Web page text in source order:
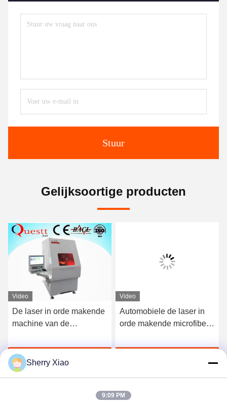
Stuur
Gelijksoortige producten
Video
De laser in orde makende
machine van de
Ga Nu Praten.
Video
Automobiele de laser in
orde makende microfiber
sensorfilm
Sherry Xiao
9:09 PM